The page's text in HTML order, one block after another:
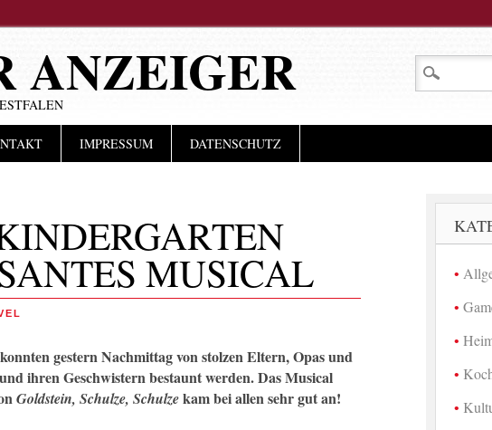
ANZEIGER
IMPRESSUM DATENSCHUTZ
MUSICAL
gestern Nachmittag von stolzen Eltern, Opas und
ihren Geschwistern bestaunt werden. Das Musical
Goldstein, Schulze, Schulzekam bei allen sehr gut an!